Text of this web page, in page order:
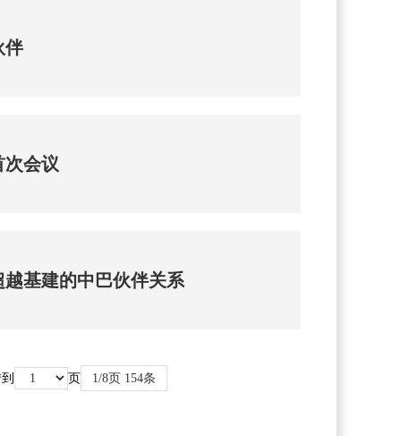
伴
次会议
基建的中巴伙伴关系
页 1/8页 154条